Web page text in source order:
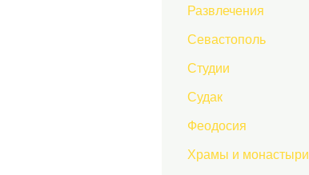
Развлечения
Севастополь
Студии
Судак
Феодосия
Храмы и монастыри